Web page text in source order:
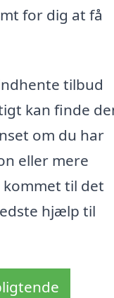
for dig at få
tilbud
kan finde
om du har
eller mere
kommet til det
hjælp til